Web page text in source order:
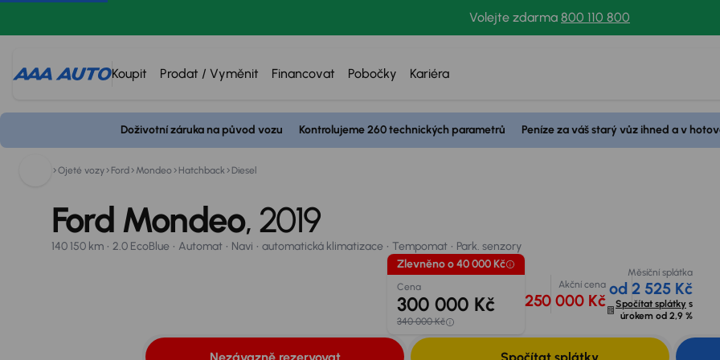
Volejte zdarma 800 110 800
Koupit Prodat / Vyměnit Financovat Pobočky Kariéra
Doživotní záruka na původ vozu Kontrolujeme 260 technických parametrů Peníze za váš starý vůz ihned a v
Ojeté vozy Ford Mondeo Hatchback Diesel
Zlevněno o 40 000 Kč
Ford Mondeo, 2019
140 150 km 2.0 EcoBlue Automat Navi automatická klimatizace Tempomat
Park. senzory
Zlevněno o 40 000 Kč
Cena
300 000 Kč
340 000 Kč
Akční cena
250 000 Kč
Měsíční splátka
od 2 525 Kč
Spočítat splátky s
úrokem od 2,9 %
Nezávazně rezervovat Spočítat splátky
800 110 800
2019
140 150 km 2.0 EcoBlue Automat Navi automatická klimatizace Tempomat
Park. senzory
Nezávazně rezervovat
Spočítat splátky
250 000